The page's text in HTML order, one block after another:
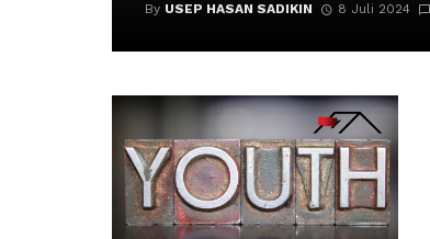
By USEP HASAN SADIKIN 8 Juli 2024